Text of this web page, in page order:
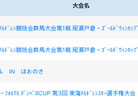
大会名
ﾄﾞﾚﾝ競技会群馬大会第1戦 尾瀬戸倉・ｺﾞｰﾙﾄﾞｳｨﾝｶｯﾌﾟ
ﾄﾞﾚﾝ競技会群馬大会第1戦 尾瀬戸倉・ｺﾞｰﾙﾄﾞｳｨﾝｶｯﾌﾟ
ル IN ほおのき
ﾌｫﾙｸﾙ ﾀﾞﾝﾍﾞﾛCUP 第3回 東海ﾁﾙﾄﾞﾚﾝｽｷｰ選手権大会